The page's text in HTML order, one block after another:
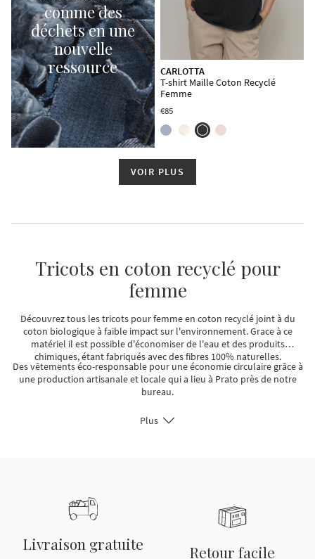
comme des
déchets en une
nouvelle
ressource
CARLOTTA
T-shirt Maille Coton Recyclé
Femme
€85
VOIR PLUS
Tricots en coton recyclé pour
femme
Découvrez tous les tricots pour femme en coton recyclé joint à du
coton biologique à faible impact sur l'environnement. Grace à ce
matériel il est possible d'économiser de l'eau et des produits
chimiques, étant fabriqués avec des fibres 100% naturelles.
Des vêtements éco-responsable pour une économie circulaire grâce à
une production artisanale et locale qui a lieu à Prato près de notre
bureau.
Plus
Livraison gratuite Retour facile